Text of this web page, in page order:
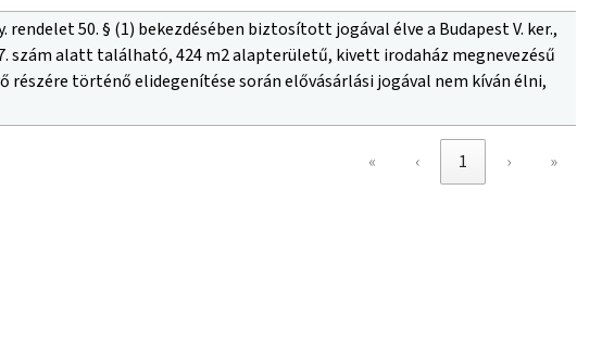
rendelet 50. § (1) bekezdésében biztosított jogával élve a Budapest V. ker.,
szám alatt található, 424 m2 alapterületű, kivett irodaház megnevezésű
részére történő elidegenítése során elővásárlási jogával nem kíván élni,
« ‹ 1 › »